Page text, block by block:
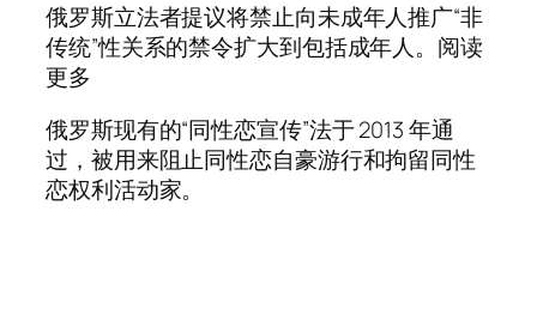
俄罗斯立法者提议将禁止向未成年人推广“非
传统”性关系的禁令扩大到包括成年人。阅读
更多
俄罗斯现有的“同性恋宣传”法于 2013 年通
过，被用来阻止同性恋自豪游行和拘留同性
恋权利活动家。